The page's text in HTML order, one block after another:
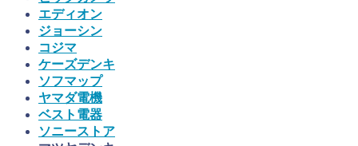
エディオン
ジョーシン
コジマ
ケーズデンキ
ソフマップ
ヤマダ電機
ベスト電器
ソニーストア